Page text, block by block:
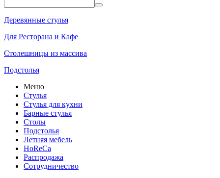
Деревянные стулья
Для Ресторана и Кафе
Столешницы из массива
Подстолья
Меню
Стулья
Стулья для кухни
Барные стулья
Столы
Подстолья
Летняя мебель
HoReCa
Распродажа
Сотрудничество